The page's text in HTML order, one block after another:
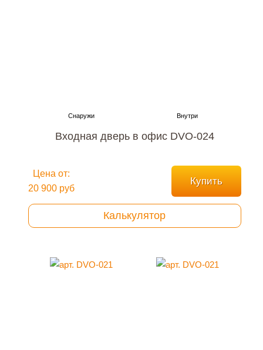
Входная дверь в офис DVO-024
Цена от:
20 900 руб
Купить
Калькулятор